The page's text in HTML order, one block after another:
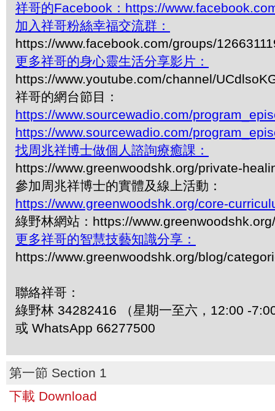
祥哥的Facebook：https://
加入祥哥粉絲幸福交流群：
https://www.facebook.com/groups/
更多祥哥的身心靈生活分享影片：
https://www.youtube.com/channel/
祥哥的網台節目：
https://www.sourcewadio.com/
https://www.sourcewadio.com/
找周兆祥博士做個人諮詢療癒課：
https://www.greenwoodshk.org/private-
參加周兆祥博士的實體及線上活動：
https://www.greenwoodshk.org/core-
綠野林網站：https://www.greenwoodshk.org/
更多祥哥的智慧技藝知識分享：
https://www.greenwoodshk.org/blog/
聯絡祥哥：
綠野林 34282416 （星期一至六，12:00 -
或 WhatsApp 66277500
第一節 Section 1
下載 Download